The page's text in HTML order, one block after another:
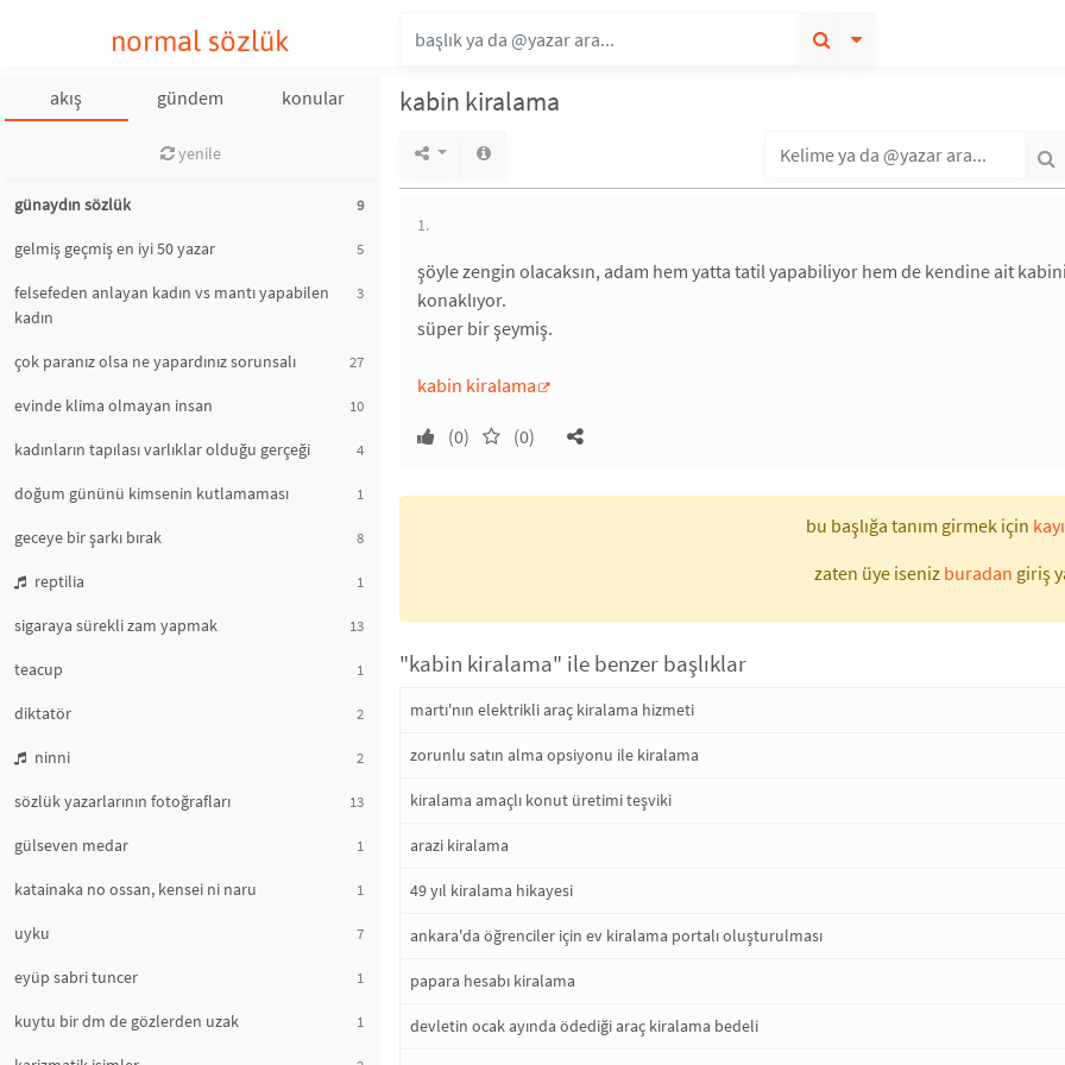
normal sözlük
akış gündem konular
yenile
günaydın sözlük 9
gelmiş geçmiş en iyi 50 yazar 5
felsefeden anlayan kadın vs mantı yapabilen
kadın
3
çok paranız olsa ne yapardınız sorunsalı 27
evinde klima olmayan insan 10
kadınların tapılası varlıklar olduğu gerçeği 4
doğum gününü kimsenin kutlamaması 1
geceye bir şarkı bırak 8
reptilia 1
sigaraya sürekli zam yapmak 13
teacup 1
diktatör 2
ninni 2
sözlük yazarlarının fotoğrafları 13
gülseven medar 1
katainaka no ossan, kensei ni naru 1
uyku 7
eyüp sabri tuncer 1
kuytu bir dm de gözlerden uzak 1
kabin kiralama
1.
şöyle zengin olacaksın, adam hem yatta tatil yapabiliyor hem de kendine ait
konaklıyor.
süper bir şeymiş.
kabin kiralama
(0) (0)
bu başlığa tanım girmek için
zaten üye iseniz buradan giriş
"kabin kiralama" ile benzer başlıklar
martı'nın elektrikli araç kiralama hizmeti
zorunlu satın alma opsiyonu ile kiralama
kiralama amaçlı konut üretimi teşviki
arazi kiralama
49 yıl kiralama hikayesi
ankara'da öğrenciler için ev kiralama portalı oluşturulması
papara hesabı kiralama
devletin ocak ayında ödediği araç kiralama bedeli